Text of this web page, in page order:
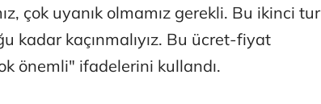
çok uyanık olmamız gerekli. Bu ikinci tur
kadar kaçınmalıyız. Bu ücret-fiyat
önemli" ifadelerini kullandı.